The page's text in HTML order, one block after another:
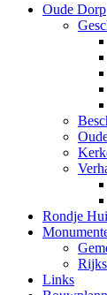
Oude Dorp
Rondje
Links